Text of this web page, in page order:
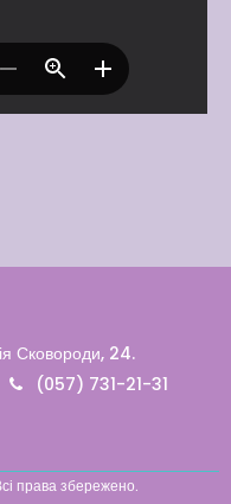
Читати далі
Сковороди, 24.
(057) 731-21-31
права збережено.